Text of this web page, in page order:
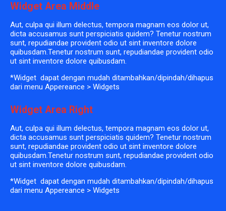
Widget Area Middle
Aut, culpa qui illum delectus, tempora magnam eos dolor ut,
dicta accusamus sunt perspiciatis quidem? Tenetur nostrum
sunt, repudiandae provident odio ut sint inventore dolore
quibusdam.Tenetur nostrum sunt, repudiandae provident odio
ut sint inventore dolore quibusdam.
*Widget dapat dengan mudah ditambahkan/dipindah/dihapus
dari menu Appereance > Widgets
Widget Area Right
Aut, culpa qui illum delectus, tempora magnam eos dolor ut,
dicta accusamus sunt perspiciatis quidem? Tenetur nostrum
sunt, repudiandae provident odio ut sint inventore dolore
quibusdam.Tenetur nostrum sunt, repudiandae provident odio
ut sint inventore dolore quibusdam.
*Widget dapat dengan mudah ditambahkan/dipindah/dihapus
dari menu Appereance > Widgets